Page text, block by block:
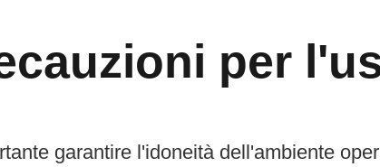
per
garantire l'idoneità dell'ambiente